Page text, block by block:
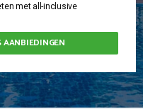
met all-inclusive
AANBIEDINGEN